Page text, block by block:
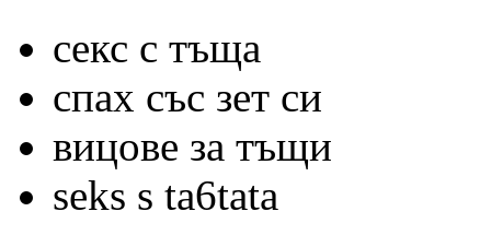
секс с тъща
спах със зет си
вицове за тъщи
seks s ta6tata